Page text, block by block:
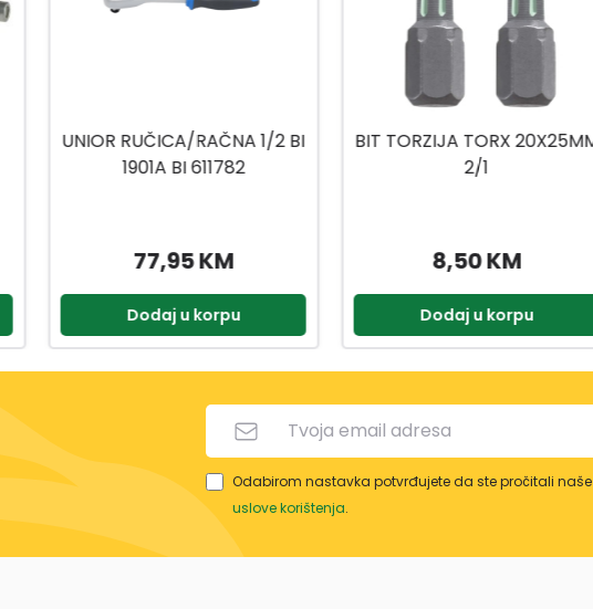
BIT TORZIJA TORX 20X25MM
2/1
8,50 KM
Dodaj u korpu
BIT INDUSTRY TORX
20X25MM 3/1
7,50 KM
Dodaj u korpu
Odabirom nastavka potvrđujete da ste pročitali naše
uslove korištenja.